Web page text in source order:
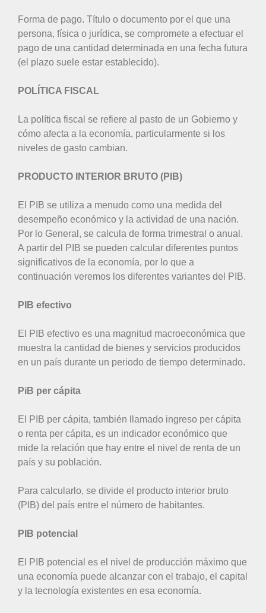
Forma de pago. Título o documento por el que una
persona, física o jurídica, se compromete a efectuar el
pago de una cantidad determinada en una fecha futura
(el plazo suele estar establecido).
POLÍTICA FISCAL
La política fiscal se refiere al pasto de un Gobierno y
cómo afecta a la economía, particularmente si los
niveles de gasto cambian.
PRODUCTO INTERIOR BRUTO (PIB)
El PIB se utiliza a menudo como una medida del
desempeño económico y la actividad de una nación.
Por lo General, se calcula de forma trimestral o anual.
A partir del PIB se pueden calcular diferentes puntos
significativos de la economía, por lo que a
continuación veremos los diferentes variantes del PIB.
PIB efectivo
El PIB efectivo es una magnitud macroeconómica que
muestra la cantidad de bienes y servicios producidos
en un país durante un periodo de tiempo determinado.
PiB per cápita
El PIB per cápita, también llamado ingreso per cápita
o renta per cápita, es un indicador económico que
mide la relación que hay entre el nivel de renta de un
país y su población.
Para calcularlo, se divide el producto interior bruto
(PIB) del país entre el número de habitantes.
PIB potencial
El PIB potencial es el nivel de producción máximo que
una economía puede alcanzar con el trabajo, el capital
y la tecnología existentes en esa economía.